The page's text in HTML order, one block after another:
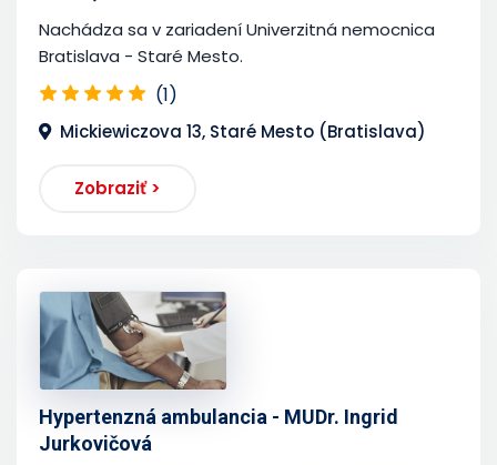
Nachádza sa v zariadení Univerzitná nemocnica
Bratislava - Staré Mesto.
(1)
Mickiewiczova 13, Staré Mesto (Bratislava)
Zobraziť >
Hypertenzná ambulancia - MUDr. Ingrid
Jurkovičová